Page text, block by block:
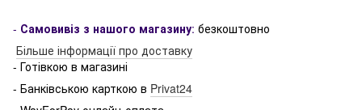
- Самовивіз з нашого магазину: безкоштовно
Більше інформації про доставку
- Готівкою в магазині
- Банківською карткою в Privat24